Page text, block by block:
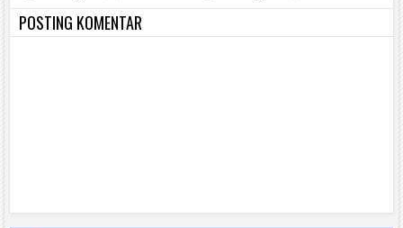
POSTING KOMENTAR